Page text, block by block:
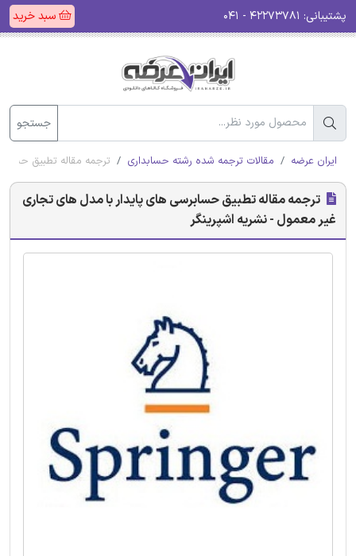
پشتیبانی: سبد خرید
جستجو
ایران عرضه مقالات ترجمه شده رشته حسابداری ترجمه مقاله تطبیق
ترجمه مقاله تطبیق حسابرسی های پایدار با مدل های تجاری
غیر معمول - نشریه اشپرینگر